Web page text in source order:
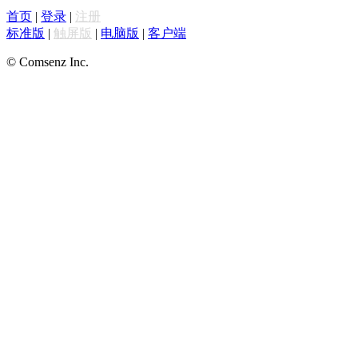
首页 | 登录 | 注册
标准版 | 触屏版 | 电脑版 | 客户端
© Comsenz Inc.